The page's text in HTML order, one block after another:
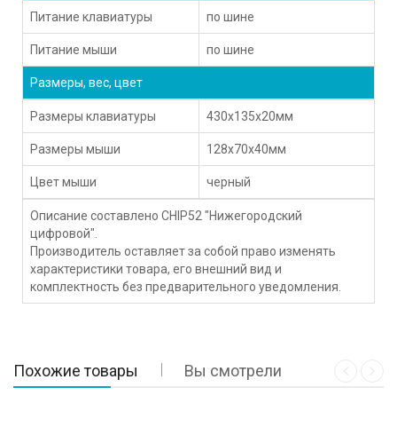
Питание клавиатуры по шине
Питание мыши по шине
Размеры, вес, цвет
Размеры клавиатуры 430x135x20мм
Размеры мыши 128x70x40мм
Цвет мыши черный
Описание составлено CHIP52 "Нижегородский
цифровой".
Производитель оставляет за собой право изменять
характеристики товара, его внешний вид и
комплектность без предварительного уведомления.
Похожие товары Вы смотрели